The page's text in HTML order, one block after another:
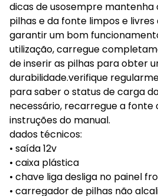
dicas de usosempre mantenha
pilhas e da fonte limpos e livres
garantir um bom
utilização, carregue
de inserir as pilhas para obter
durabilidade.verifique
para saber o status de carga
necessário, recarregue a fonte
instruções do manual.
dados técnicos:
• saída 12v
• caixa plástica
• chave liga desliga no painel
• carregador de pilhas não